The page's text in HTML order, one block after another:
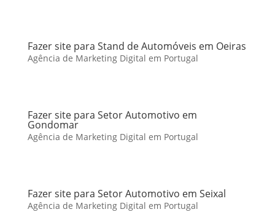
Fazer site para Stand de Automóveis em Oeiras
Agência de Marketing Digital em Portugal
Fazer site para Setor Automotivo em
Gondomar
Agência de Marketing Digital em Portugal
Fazer site para Setor Automotivo em Seixal
Agência de Marketing Digital em Portugal